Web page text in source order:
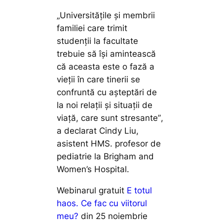
„Universitățile și membrii
familiei care trimit
studenții la facultate
trebuie să își amintească
că aceasta este o fază a
vieții în care tinerii se
confruntă cu așteptări de
la noi relații și situații de
viață, care sunt stresante”,
a declarat Cindy Liu,
asistent HMS. profesor de
pediatrie la Brigham and
Women’s Hospital.
Webinarul gratuit E totul
haos. Ce fac cu viitorul
meu? din 25 noiembrie